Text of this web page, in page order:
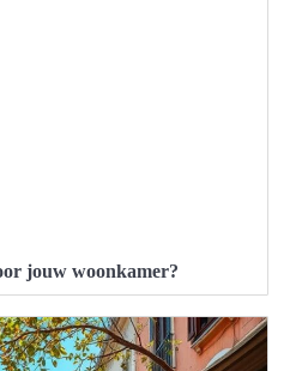
jouw woonkamer?